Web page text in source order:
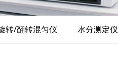
转/翻转混匀仪 水分测定仪